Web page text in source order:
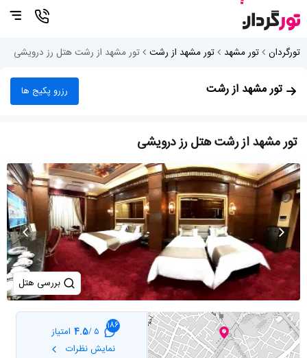
تورگردان تور مشهد تور مشهد از رشت تور مشهد از رشت هتل رز درویشی
تور مشهد از رشت رزرو پکیج ها
تور مشهد از رشت هتل رز درویشی
بررسی هتل
186
5 /
4.5 امتیاز
نمایش نظرات